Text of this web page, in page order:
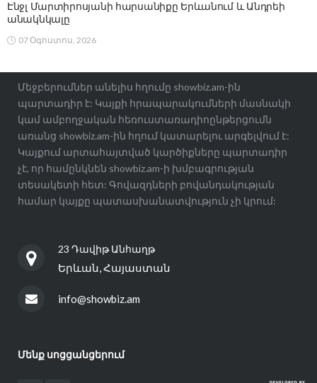
Էնջլ Մարտիրոսյանի հարսանիքը Երևանում և Անդրեի
անակնկալը
07 Օգոստոս, 2026
Մեջբերումներ անելիս հղումը showbiz.am-ին
պարտադիր է: Կայքի հրապարակումների մասնակի
կամ ամբողջական հեռուստառադիոընթերցումն
առանց showbiz.am-ին հղում կատարելու արգելվում է:
Կայքում արտահայտված կարծիքները պարտադիր
չէ, որ համընկնեն showbiz.am-ի խմբագրության
տեսակետի հետ: Գովազդների բովանդակության
համար կայքը պատասխանատվություն չի կրում:
23 Դավիթ Անհաղթ
Երևան, Հայաստան
info@showbiz.am
Մենք սոցցանցերում